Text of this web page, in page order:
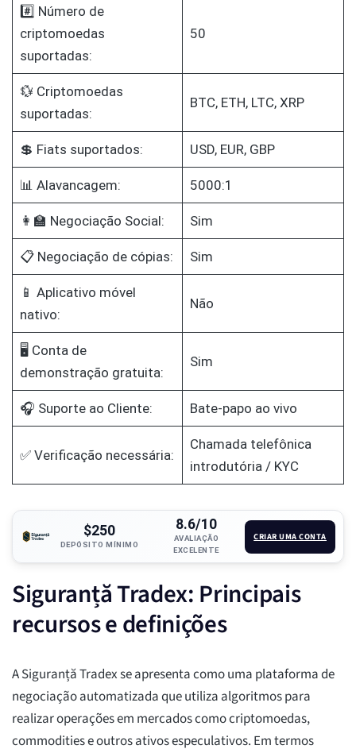
#️⃣ Número de
criptomoedas
suportadas:
50
💱 Criptomoedas
suportadas:
BTC, ETH, LTC, XRP
💲 Fiats suportados: USD, EUR, GBP
📊 Alavancagem: 5000:1
👩‍🏫 Negociação Social: Sim
📋 Negociação de cópias: Sim
📱 Aplicativo móvel
nativo:
Não
🖥️ Conta de
demonstração gratuita:
Sim
🎧 Suporte ao Cliente: Bate-papo ao vivo
✅ Verificação necessária:
Chamada telefônica
introdutória / KYC
$250
DEPÓSITO MÍNIMO
8.6/10
AVALIAÇÃO
EXCELENTE
CRIAR UMA CONTA
Siguranță Tradex: Principais
recursos e definições
A Siguranță Tradex se apresenta como uma plataforma de
negociação automatizada que utiliza algoritmos para
realizar operações em mercados como criptomoedas,
commodities e outros ativos especulativos. Em termos